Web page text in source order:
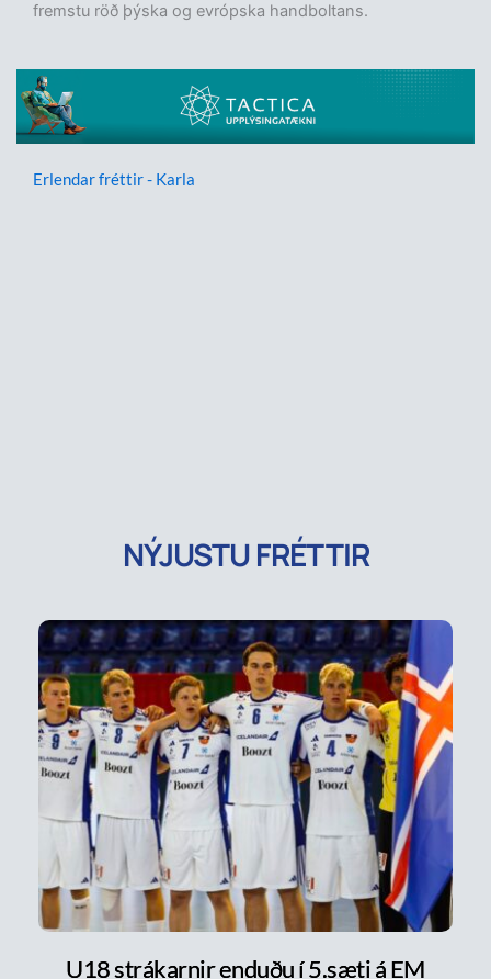
fremstu röð þýska og evrópska handboltans.
Erlendar fréttir - Karla
NÝJUSTU FRÉTTIR
U18 strákarnir enduðu í 5.sæti á EM